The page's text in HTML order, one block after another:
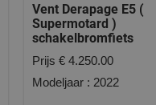
Vent Derapage E5 (
Supermotard )
schakelbromfiets
Prijs € 4.250.00
Modeljaar : 2022